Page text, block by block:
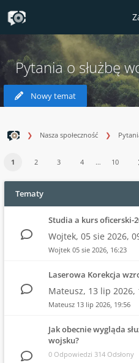
Pytania o służbę
Nowy temat
Nasza społeczność
1 2 3 4 … 10
Tematy
Studia a kurs oficerski-
Wojtek, 05 sie 2026,
Wojtek 05 sie 2026, 16:23
Laserowa Korekcja
Mateusz, 13 lip 2026,
Mateusz 13 lip 2026, 19:56
Jak obecnie wygląda
wojsku?
0 Odpowiedzi 314 Odsłony